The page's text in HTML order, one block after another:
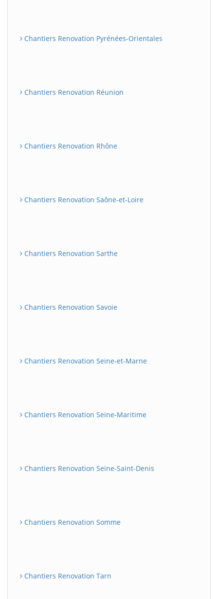
Chantiers Renovation Pyrénées-Orientales
Chantiers Renovation Réunion
Chantiers Renovation Rhône
Chantiers Renovation Saône-et-Loire
Chantiers Renovation Sarthe
Chantiers Renovation Savoie
Chantiers Renovation Seine-et-Marne
Chantiers Renovation Seine-Maritime
Chantiers Renovation Seine-Saint-Denis
Chantiers Renovation Somme
Chantiers Renovation Tarn